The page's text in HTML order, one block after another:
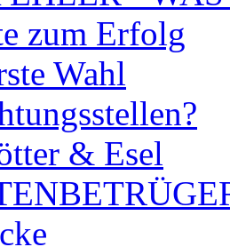
zum Erfolg
Wahl
& Esel